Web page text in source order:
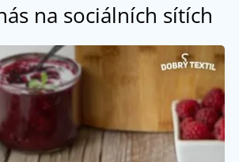
na sociálních sítích